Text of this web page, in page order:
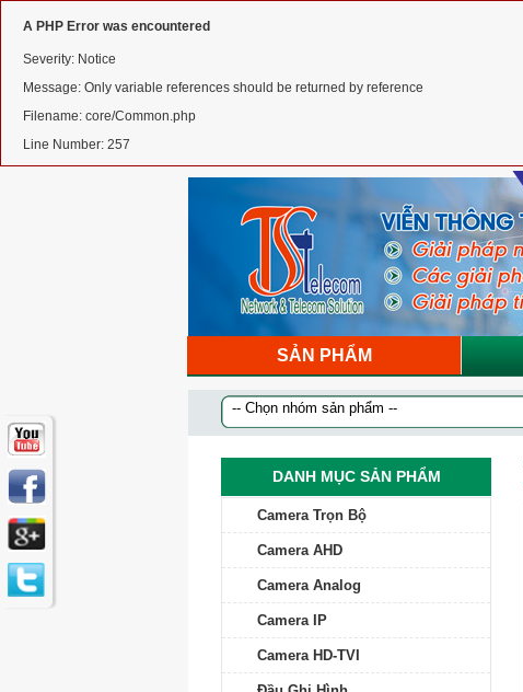
A PHP Error was encountered
Severity: Notice
Message: Only variable references should be returned by reference
Filename: core/Common.php
Line Number: 257
SẢN PHẨM
DANH MỤC SẢN PHẨM
Camera Trọn Bộ
Camera AHD
Camera Analog
Camera IP
Camera HD-TVI